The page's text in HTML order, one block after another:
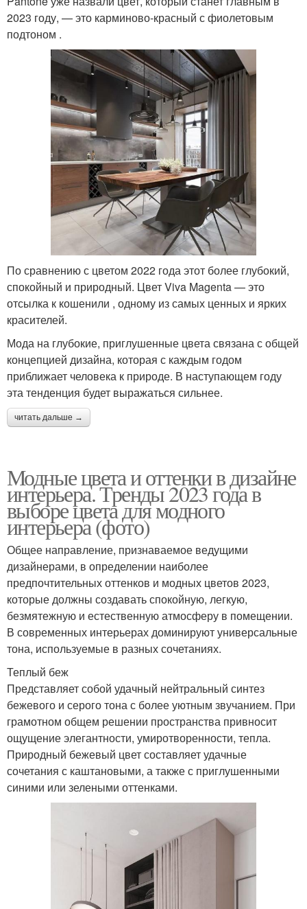
2023 году, — это карминово-красный с фиолетовым
подтоном .
По сравнению с цветом 2022 года этот более глубокий,
спокойный и природный. Цвет Viva Magenta — это
отсылка к кошенили , одному из самых ценных и ярких
красителей.
Мода на глубокие, приглушенные цвета связана с общей
концепцией дизайна, которая с каждым годом
приближает человека к природе. В наступающем году
эта тенденция будет выражаться сильнее.
читать дальше →
Модные цвета и оттенки в дизайне
интерьера. Тренды 2023 года в
выборе цвета для модного
интерьера (фото)
Общее направление, признаваемое ведущими
дизайнерами, в определении наиболее
предпочтительных оттенков и модных цветов 2023,
которые должны создавать спокойную, легкую,
безмятежную и естественную атмосферу в помещении.
В современных интерьерах доминируют универсальные
тона, используемые в разных сочетаниях.
Теплый беж
Представляет собой удачный нейтральный синтез
бежевого и серого тона с более уютным звучанием. При
грамотном общем решении пространства привносит
ощущение элегантности, умиротворенности, тепла.
Природный бежевый цвет составляет удачные
сочетания с каштановыми, а также с приглушенными
синими или зелеными оттенками.